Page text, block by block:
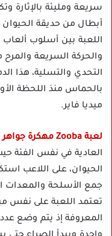
سريعة ومليئة بالإثارة
أبطال من حديقة
والحركة السريعة
التحدي والتسلية، هذا
ميديا فاير.
لعبة Zooba مهكرة جواهر
العادية في نفس الفئة
الحيوان، على اللاعب
جمع الأسلحة والمعدات
تعتمد اللعبة على نفس
المعروفة إذ يتم وضع